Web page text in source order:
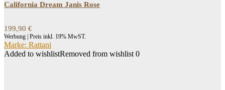
California Dream Janis Rose
199,90 €
Werbung | Preis inkl. 19% MwST.
Marke: Rattani
Added to wishlistRemoved from wishlist 0